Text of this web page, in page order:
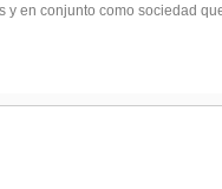
en conjunto como sociedad